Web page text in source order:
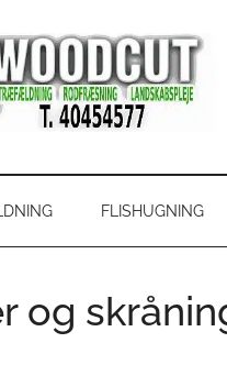
FLISHUGNING
og